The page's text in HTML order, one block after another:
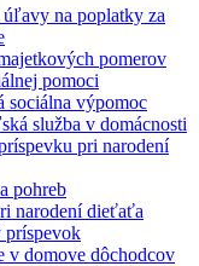
na poplatky za
pomerov
pomoci
sociálna výpomoc
služba v domácnosti
pri narodení
pohreb
narodení dieťaťa
príspevok
v domove dôchodcov